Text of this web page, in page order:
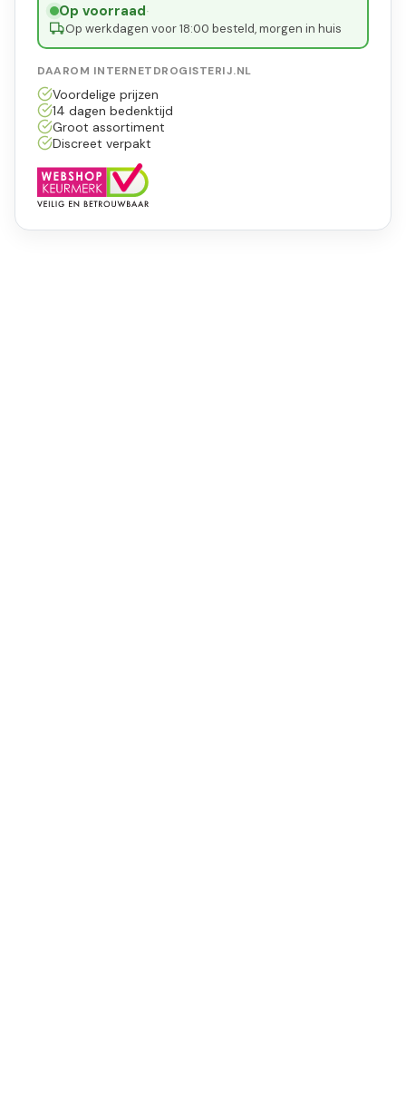
Op voorraad·
Op werkdagen voor 18:00 besteld, morgen in huis
DAAROM INTERNETDROGISTERIJ.NL
Voordelige prijzen
14 dagen bedenktijd
Groot assortiment
Discreet verpakt